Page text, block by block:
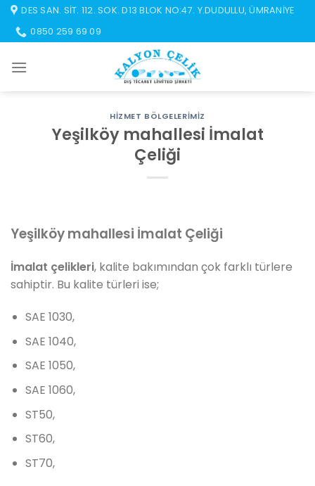
İçeriğe
atla
DES SAN. SIT. 112. SOK. D13 BLOK NO:47. Y.DUDULLU, ÜMRANIYE
0850 259 69 09
HIZMET BÖLGELERIMIZ
Yeşilköy mahallesi İmalat
Çeliği
Yeşilköy mahallesi İmalat Çeliği
İmalat çelikleri, kalite bakımından çok farklı türlere
sahiptir. Bu kalite türleri ise;
SAE 1030,
SAE 1040,
SAE 1050,
SAE 1060,
ST50,
ST60,
ST70,